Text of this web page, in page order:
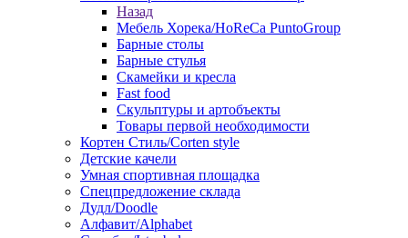
Назад
Мебель Хорека/HoReCa PuntoGroup
Барные столы
Барные стулья
Скамейки и кресла
Fast food
Скульптуры и артобъекты
Товары первой необходимости
Кортен Стиль/Corten style
Детские качели
Умная спортивная площадка
Спецпредложение склада
Дудл/Doodle
Алфавит/Alphabet